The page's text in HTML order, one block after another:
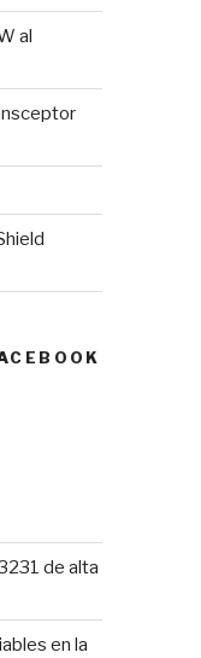
al
de alta
en la